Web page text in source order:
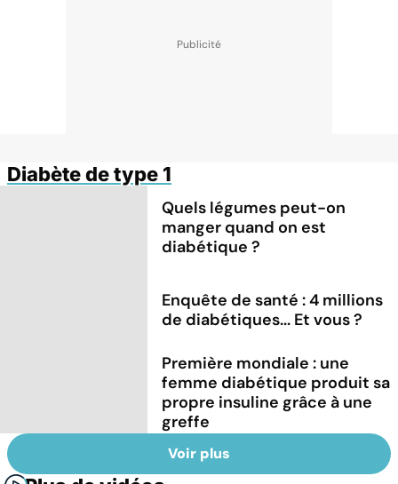
Diabète de type 1
Quels légumes peut-on
manger quand on est
diabétique ?
Enquête de santé : 4 millions
de diabétiques... Et vous ?
Première mondiale : une
femme diabétique produit sa
propre insuline grâce à une
greffe
Voir plus